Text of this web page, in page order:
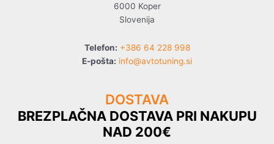
6000 Koper
Slovenija
Telefon: +386 64 228 998
E-pošta: info@avtotuning.si
DOSTAVA
BREZPLAČNA DOSTAVA PRI NAKUPU
NAD 200€